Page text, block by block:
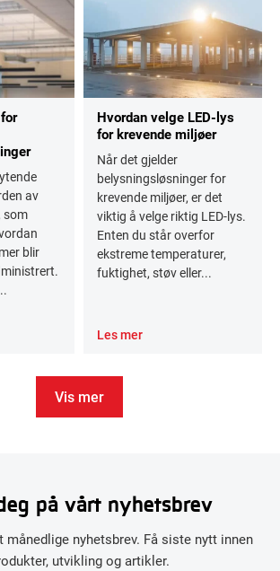
av
som
blir
Hvordan velge LED-lys
for krevende miljøer
Når det gjelder
belysningsløsninger for
krevende miljøer, er det
viktig å velge riktig LED-lys.
Enten du står overfor
ekstreme temperaturer,
fuktighet, støv eller...
Les mer
Vis mer
på vårt nyhetsbrev
månedlige nyhetsbrev. Få siste nytt innen
utvikling og artikler.